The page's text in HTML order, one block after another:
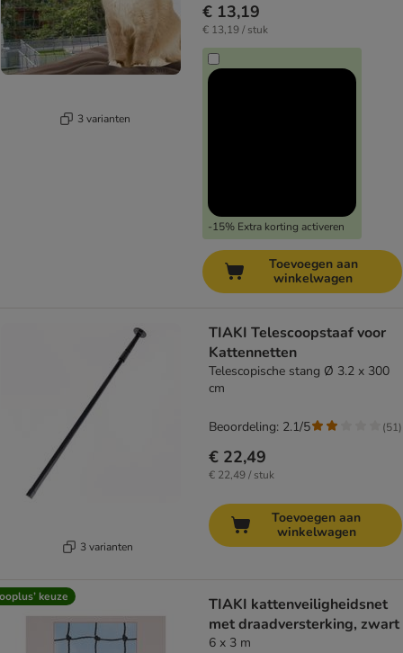
3 varianten
€ 13,19
€ 13,19 / stuk
-15% Extra korting activeren
Toevoegen aan
winkelwagen
3 varianten
TIAKI Telescoopstaaf voor
Kattennetten
Telescopische stang Ø 3.2 x 300
cm
€ 22,49
€ 22,49 / stuk
Beoordeling: 2.1/5 (51)
Toevoegen aan
winkelwagen
keuze
TIAKI kattenveiligheidsnet
met draadversterking, zwart
6 x 3 m